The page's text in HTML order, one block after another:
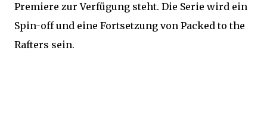
Premiere zur Verfügung steht. Die Serie wird ein
Spin-off und eine Fortsetzung von Packed to the
Rafters sein.